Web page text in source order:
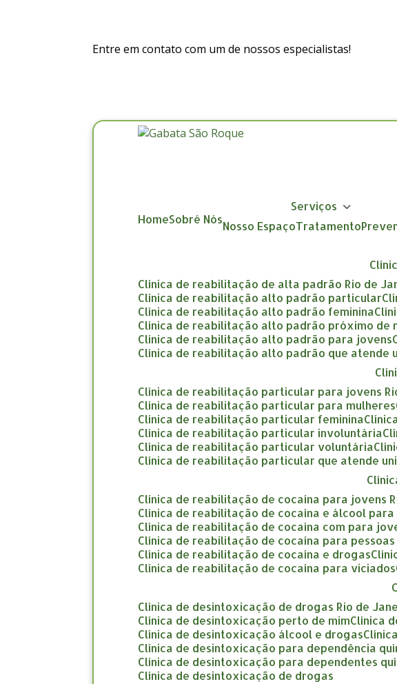
Entre em contato com um de nossos especialistas!
Home Sobré Nós
Serviços
Nosso Espaço
Tratamento
clínica de reabilitação de alta padrão Rio de
clínica de reabilitação alto padrão particular
clínica de reabilitação alto padrão feminina
clínica de reabilitação alto padrão próximo de
clínica de reabilitação alto padrão para jovens
clínica de reabilitação alto padrão que atende
clínica de reabilitação particular para jovens
clínica de reabilitação particular para mulheres
clínica de reabilitação particular feminina
clínica de reabilitação particular involuntária
clínica de reabilitação particular voluntária
clínica de reabilitação particular que atende
clínica de reabilitação de cocaína para jovens
clínica de reabilitação de cocaína e álcool para
clínica de reabilitação de cocaína com para
clínica de reabilitação de cocaína para
clínica de reabilitação de cocaína e drogas
clínica de reabilitação de cocaína para viciados
clínica de desintoxicação de drogas Rio de
clínica de desintoxicação perto de mim clínica
clínica de desintoxicação álcool e drogas
clínica de desintoxicação para dependência
clínica de desintoxicação para dependentes
clínica de desintoxicação de drogas